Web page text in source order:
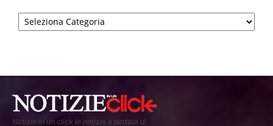
Categorie
Notizie in un click le notizie a portata di